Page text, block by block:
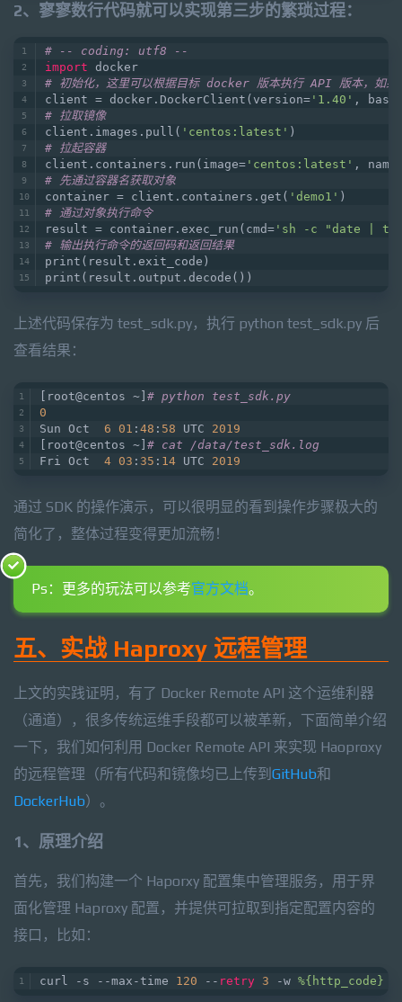
2、寥寥数行代码就可以实现第三步的繁琐过程：
# -- coding: utf8 --
import docker
# 初始化，这里可以根据目标 docker 版本执行 API 版本，如果
client = docker.DockerClient(version= '1.40' ,
# 拉取镜像
client.images.pull( 'centos:latest' )
# 拉起容器
client.containers.run(image= 'centos:latest' ,
# 先通过容器名获取对象
container = client.containers.get( 'demo1' )
# 通过对象执行命令
result = container.exec_run(cmd= 'sh -c "date |
# 输出执行命令的返回码和返回结果
print(result.exit_code)
print(result.output.decode())
上述代码保存为 test_sdk.py，执行 python test_sdk.py 后
查看结果：
[root@centos ~] # python test_sdk.py
0
Sun Oct 6 01 : 48 : 58 UTC 2019
[root@centos ~] # cat /data/test_sdk.log
Fri Oct 4 03 : 35 : 14 UTC 2019
通过 SDK 的操作演示，可以很明显的看到操作步骤极大的
简化了，整体过程变得更加流畅！
Ps：更多的玩法可以参考官方文档。
五、实战 Haproxy 远程管理
上文的实践证明，有了 Docker Remote API 这个运维利器
（通道），很多传统运维手段都可以被革新，下面简单介绍
一下，我们如何利用 Docker Remote API 来实现 Haoproxy
的远程管理（所有代码和镜像均已上传到 GitHub和
DockerHub）。
1、原理介绍
首先，我们构建一个 Haporxy 配置集中管理服务，用于界
面化管理 Haproxy 配置，并提供可拉取到指定配置内容的
接口，比如：
curl -s --max-time 120 -- retry 3 -w %{http_code}